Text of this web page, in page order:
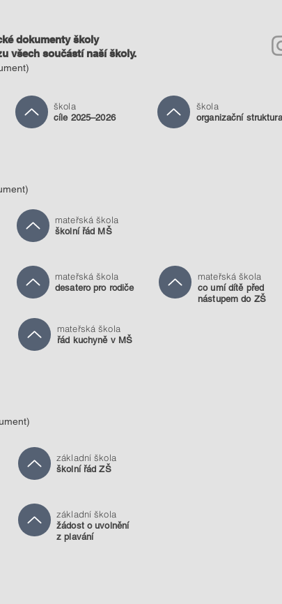
dokumenty školy
všech součástí naší školy.
škola
cíle 2025–2026
škola
organizační struktura
mateřská škola
školní řád MŠ
mateřská škola
desatero pro rodiče
mateřská škola
co umí dítě před
nástupem do ZŠ
mateřská škola
řád kuchyně v MŠ
základní škola
školní řád ZŠ
základní škola
žádost o uvolnění
z plavání